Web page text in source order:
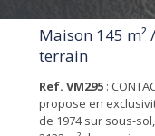
de 40 m² avec
cuisine ouverte
(four, plaques GAZ,
ondes, frigo, lave-
Maison 145 m²
terrain
Ref. VM295 :
propose en
de 1974 sur sous-